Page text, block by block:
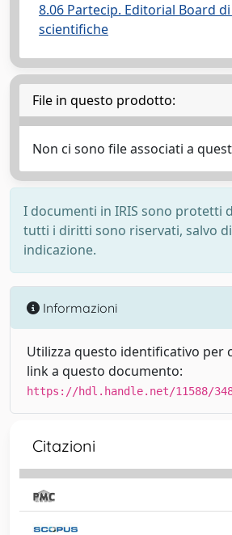
8.06 Partecip. Editorial Board
scientifiche
File in questo prodotto:
Non ci sono file associati a
I documenti in IRIS sono protetti
tutti i diritti sono riservati, salvo
indicazione.
Informazioni
Utilizza questo identificativo per
link a questo documento:
https://hdl.handle.net/11588/
Citazioni